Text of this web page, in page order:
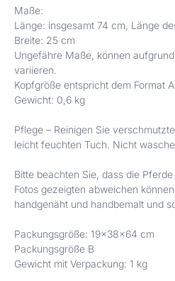
Maße:
Länge: insgesamt 74 cm, Länge
Breite: 25 cm
Ungefähre Maße, können
variieren.
Kopfgröße entspricht dem Format
Gewicht: 0,6 kg
Pflege – Reinigen Sie
leicht feuchten Tuch. Nicht
Bitte beachten Sie, dass die
Fotos gezeigten abweichen
handgenäht und handbemalt und
Packungsgröße: 19x38x64 cm
Packungsgröße B
Gewicht mit Verpackung: 1 kg